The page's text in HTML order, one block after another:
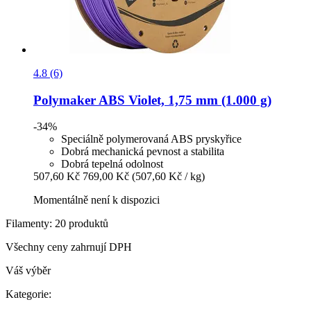
4.8 (6)
Polymaker ABS Violet, 1,75 mm (1.000 g)
-34%
Speciálně polymerovaná ABS pryskyřice
Dobrá mechanická pevnost a stabilita
Dobrá tepelná odolnost
507,60 Kč 769,00 Kč (507,60 Kč / kg)
Momentálně není k dispozici
Filamenty: 20 produktů
Všechny ceny zahrnují DPH
Váš výběr
Kategorie: